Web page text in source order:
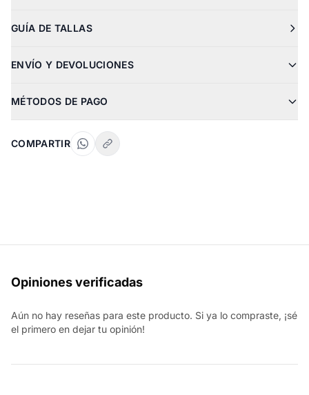
GUÍA DE TALLAS
ENVÍO Y DEVOLUCIONES
MÉTODOS DE PAGO
COMPARTIR
Opiniones verificadas
Aún no hay reseñas para este producto. Si ya lo compraste, ¡sé
el primero en dejar tu opinión!